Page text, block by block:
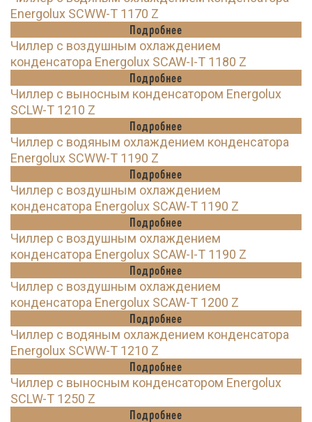
Energolux SCWW-T 1170 Z
Подробнее
Чиллер с воздушным охлаждением
конденсатора Energolux SCAW-I-T 1180 Z
Подробнее
Чиллер с выносным конденсатором Energolux
SCLW-T 1210 Z
Подробнее
Чиллер с водяным охлаждением конденсатора
Energolux SCWW-T 1190 Z
Подробнее
Чиллер с воздушным охлаждением
конденсатора Energolux SCAW-T 1190 Z
Подробнее
Чиллер с воздушным охлаждением
конденсатора Energolux SCAW-I-T 1190 Z
Подробнее
Чиллер с воздушным охлаждением
конденсатора Energolux SCAW-T 1200 Z
Подробнее
Чиллер с водяным охлаждением конденсатора
Energolux SCWW-T 1210 Z
Подробнее
Чиллер с выносным конденсатором Energolux
SCLW-T 1250 Z
Подробнее